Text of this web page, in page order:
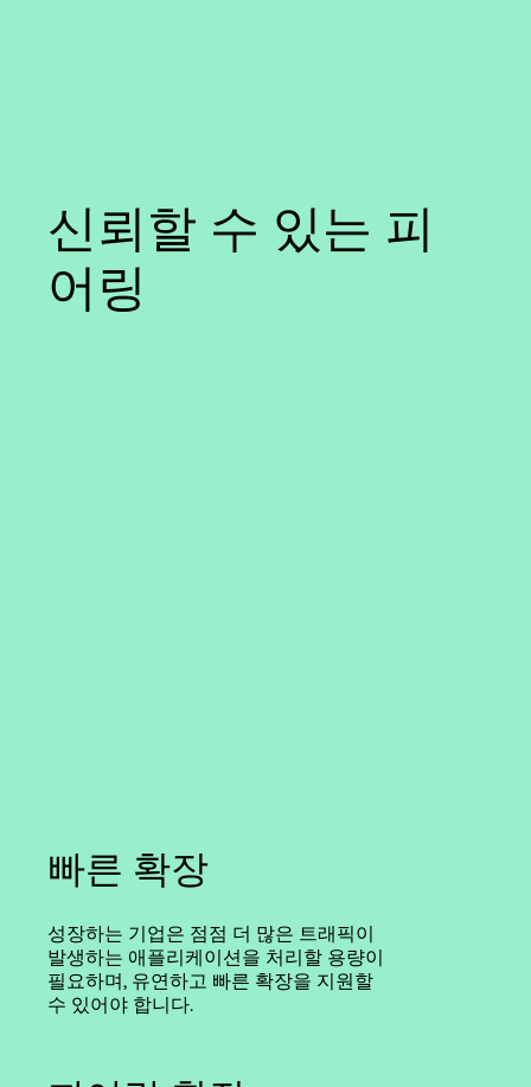
신뢰할 수 있는 피
어링
빠른 확장
성장하는 기업은 점점 더 많은 트래픽이
발생하는 애플리케이션을 처리할 용량이
필요하며, 유연하고 빠른 확장을 지원할
수 있어야 합니다.